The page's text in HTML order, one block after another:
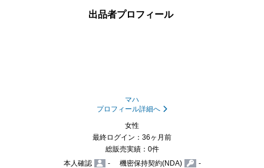
出品者プロフィール
マハ
プロフィール詳細へ
女性
最終ログイン：36ヶ月前
総販売実績：0件
本人確認
- 機密保持契約(NDA) -